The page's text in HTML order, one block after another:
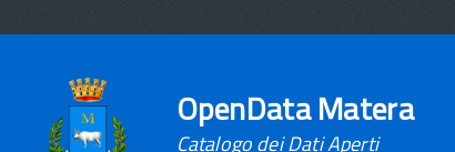
OpenData Matera
Catalogo dei Dati Aperti